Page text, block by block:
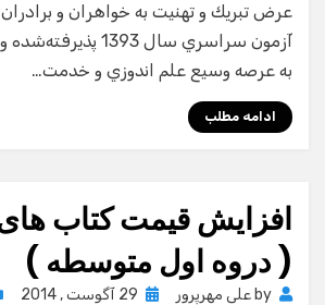
عرض تبريك و تهنيت به خواهران و
آزمون سراسري سال 1393
به عرصه وسيع علم اندوزي و خدمت…
ادامه مطلب
افزایش قیمت کتاب
( دروه اول متوسطه )
by علی مهرپرور
Posted
29 آگوست , 2014